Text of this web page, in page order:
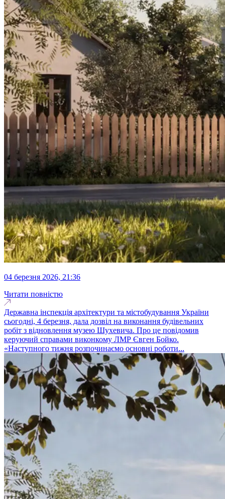
04 березня 2026, 21:36
Читати повністю
Державна інспекція архітектури та містобудування України
сьогодні, 4 березня, дала дозвіл на виконання будівельних
робіт з відновлення музею Шухевича. Про це повідомив
керуючий справами виконкому ЛМР Євген Бойко.
«Наступного тижня розпочинаємо основні роботи...